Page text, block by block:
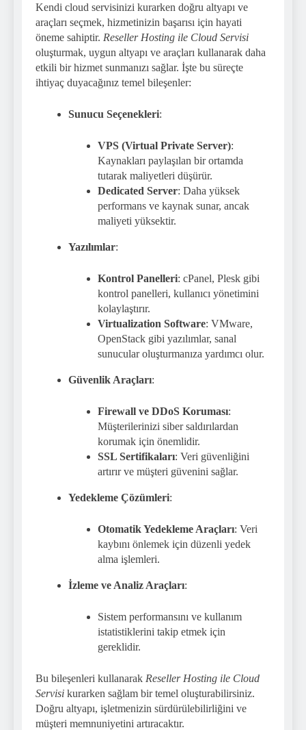
Kendi cloud servisinizi kurarken doğru altyapı ve
araçları seçmek, hizmetinizin başarısı için hayati
öneme sahiptir. Reseller Hosting ile Cloud Servisi
oluşturmak, uygun altyapı ve araçları kullanarak daha
etkili bir hizmet sunmanızı sağlar. İşte bu süreçte
ihtiyaç duyacağınız temel bileşenler:
Sunucu Seçenekleri:
VPS (Virtual Private Server):
Kaynakları paylaşılan bir ortamda
tutarak maliyetleri düşürür.
Dedicated Server: Daha yüksek
performans ve kaynak sunar, ancak
maliyeti yüksektir.
Yazılımlar:
Kontrol Panelleri: cPanel, Plesk gibi
kontrol panelleri, kullanıcı yönetimini
kolaylaştırır.
Virtualization Software: VMware,
OpenStack gibi yazılımlar, sanal
sunucular oluşturmanıza yardımcı olur.
Güvenlik Araçları:
Firewall ve DDoS Koruması:
Müşterilerinizi siber saldırılardan
korumak için önemlidir.
SSL Sertifikaları: Veri güvenliğini
artırır ve müşteri güvenini sağlar.
Yedekleme Çözümleri:
Otomatik Yedekleme Araçları: Veri
kaybını önlemek için düzenli yedek
alma işlemleri.
İzleme ve Analiz Araçları:
Sistem performansını ve kullanım
istatistiklerini takip etmek için
gereklidir.
Bu bileşenleri kullanarak Reseller Hosting ile Cloud
Servisi kurarken sağlam bir temel oluşturabilirsiniz.
Doğru altyapı, işletmenizin sürdürülebilirliğini ve
müşteri memnuniyetini artıracaktır.